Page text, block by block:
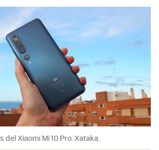
Xiaomi Mi 10 Pro. Xataka.